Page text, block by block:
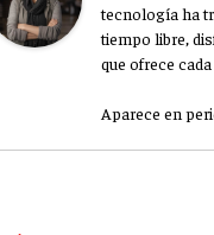
tecnología ha
tiempo libre,
que ofrece
Aparece en